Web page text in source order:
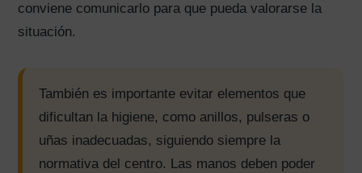
conviene comunicarlo para que pueda valorarse la
situación.
También es importante evitar elementos que
dificultan la higiene, como anillos, pulseras o
uñas inadecuadas, siguiendo siempre la
normativa del centro. Las manos deben poder